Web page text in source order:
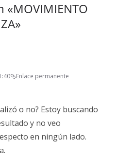
«MOVIMIENTO
»
Enlace permanente
o no? Estoy buscando
y no veo
en ningún lado.